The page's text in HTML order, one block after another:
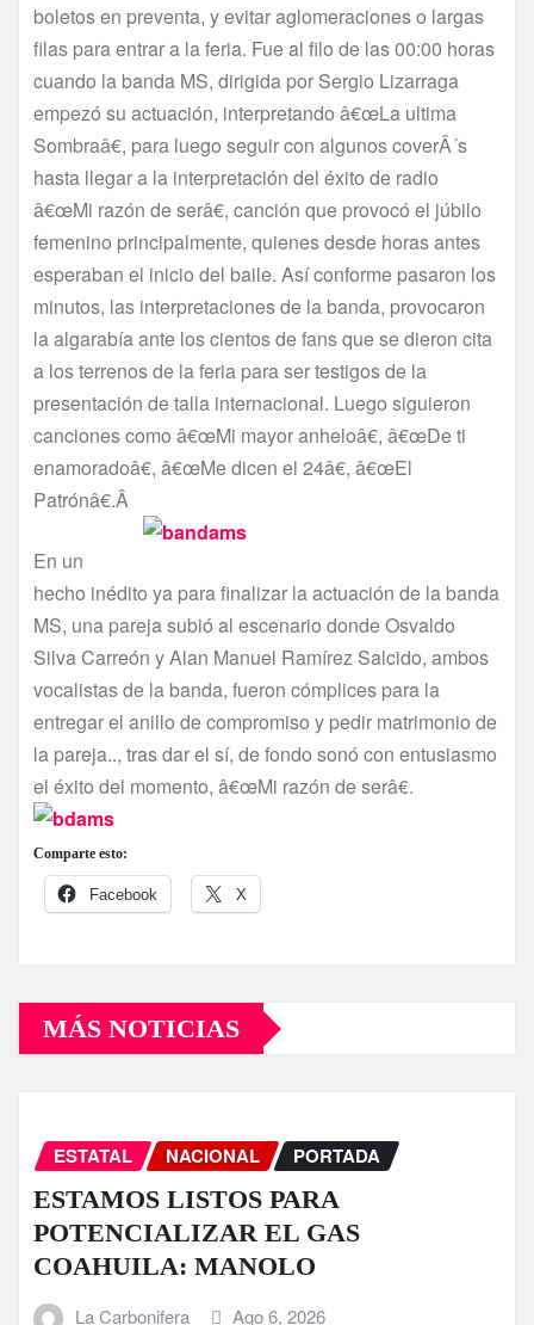
boletos en preventa, y evitar aglomeraciones o largas
filas para entrar a la feria. Fue al filo de las 00:00 horas
cuando la banda MS, dirigida por Sergio Lizarraga
empezó su actuación, interpretando â€œLa ultima
Sombraâ€, para luego seguir con algunos coverÂ´s
hasta llegar a la interpretación del éxito de radio
â€œMi razón de serâ€, canción que provocó el júbilo
femenino principalmente, quienes desde horas antes
esperaban el inicio del baile. Así­ conforme pasaron los
minutos, las interpretaciones de la banda, provocaron
la algarabí­a ante los cientos de fans que se dieron cita
a los terrenos de la feria para ser testigos de la
presentación de talla internacional. Luego siguieron
canciones como â€œMi mayor anheloâ€, â€œDe ti
enamoradoâ€, â€œMe dicen el 24â€, â€œEl
Patrónâ€.Â
En un
hecho inédito ya para finalizar la actuación de la banda
MS, una pareja subió al escenario donde Osvaldo
Silva Carreón y Alan Manuel Ramí­rez Salcido, ambos
vocalistas de la banda, fueron cómplices para la
entregar el anillo de compromiso y pedir matrimonio de
la pareja.., tras dar el sí­, de fondo sonó con entusiasmo
el éxito del momento, â€œMi razón de serâ€.
Comparte esto:
Facebook X
MÁS NOTICIAS
ESTATAL NACIONAL PORTADA
ESTAMOS LISTOS PARA
POTENCIALIZAR EL GAS
COAHUILA: MANOLO
La Carbonifera Ago 6, 2026